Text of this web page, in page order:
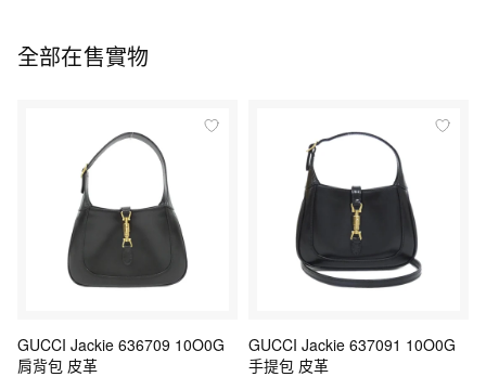
全部在售實物
GUCCI Jackie 636709 10O0G
肩背包 皮革
GUCCI Jackie 637091 10O0G
手提包 皮革